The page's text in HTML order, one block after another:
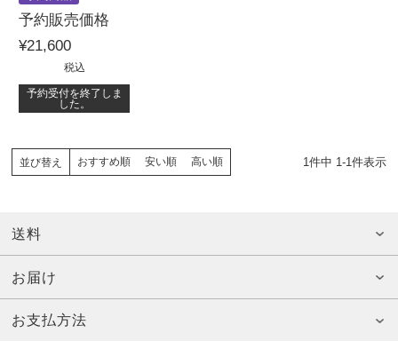
予約販売価格
¥21,600
税込
予約受付を終了しま
した。
並び替え おすすめ順 安い順 高い順 1 件中 1 -1 件表示
送料
お届け
お支払方法